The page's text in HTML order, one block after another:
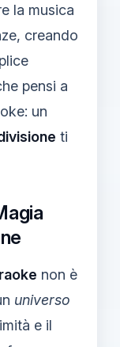
la musica
creando
pensi a
un
ti
non è
universo
e il